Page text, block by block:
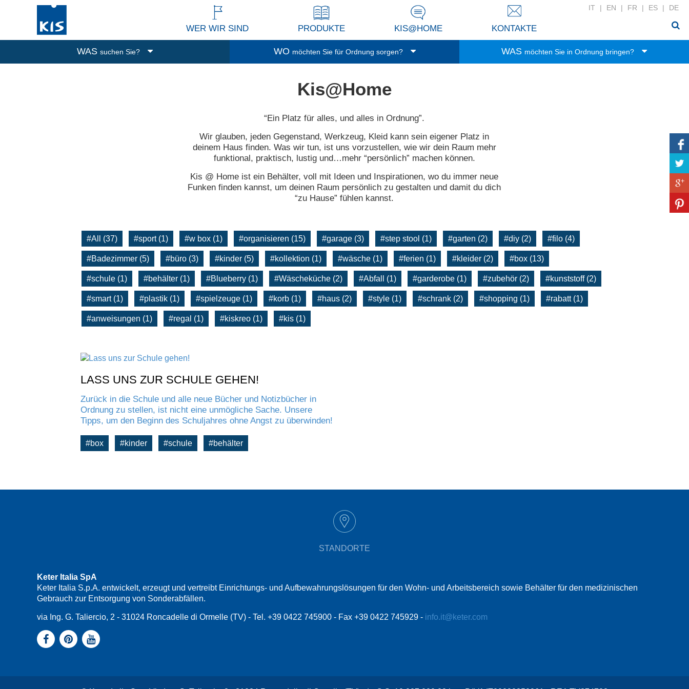
IT | EN | FR | ES | DE
WER WIR SIND PRODUKTE KIS@HOME KONTAKTE
WAS suchen Sie?
Küche
Wohnzimmer/Studio
Abstellkammer
Spielzimmer
WO möchten Sie für Ordnung sorgen?
Haushalt
Wäsche
Bad-Zubehör
Öko-Sammlung
Gartenwerkzeug
WAS möchten Sie in Ordnung bringen?
Kis@Home
“Ein Platz für alles, und alles in Ordnung”.
Wir glauben, jeden Gegenstand, Werkzeug, Kleid kann sein eigener Platz in
deinem Haus finden. Was wir tun, ist uns vorzustellen, wie wir dein Raum mehr
funktional, praktisch, lustig und…mehr “persönlich” machen können.
Kis @ Home ist ein Behälter, voll mit Ideen und Inspirationen, wo du immer neue
Funken finden kannst, um deinen Raum persönlich zu gestalten und damit du dich
“zu Hause” fühlen kannst.
#All (37) #sport (1) #w box (1) #organisieren (15) #garage (3) #step stool (1) #garten (2) #diy (2) #filo (4)
#Badezimmer (5) #büro (3) #kinder (5) #kollektion (1) #wäsche (1) #ferien (1) #kleider (2) #box (13)
#schule (1) #behälter (1) #Blueberry (1) #Wäscheküche (2) #Abfall (1) #garderobe (1) #zubehör (2) #kunststoff (2)
#smart (1) #plastik (1) #spielzeuge (1) #korb (1) #haus (2) #style (1) #schrank (2) #shopping (1) #rabatt (1)
#anweisungen (1) #regal (1) #kiskreo (1) #kis (1)
LASS UNS ZUR SCHULE GEHEN!
Zurück in die Schule und alle neue Bücher und Notizbücher in
Ordnung zu stellen, ist nicht eine unmögliche Sache. Unsere
Tipps, um den Beginn des Schuljahres ohne Angst zu überwinden!
#box #kinder #schule #behälter
STANDORTE
Keter Italia SpA
Keter Italia S.p.A. entwickelt, erzeugt und vertreibt Einrichtungs- und Aufbewahrungslösungen für den Wohn- und Arbeitsbereich sowie Behälter für den medizinischen
Gebrauch zur Entsorgung von Sonderabfällen.
via Ing. G. Taliercio, 2 - 31024 Roncadelle di Ormelle (TV) - Tel. +39 0422 745900 - Fax +39 0422 745929 - info.it@keter.com